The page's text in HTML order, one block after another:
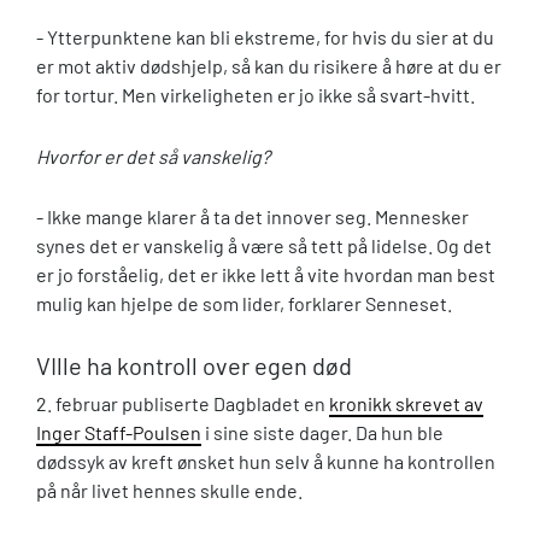
- Ytterpunktene kan bli ekstreme, for hvis du sier at du
er mot aktiv dødshjelp, så kan du risikere å høre at du er
for tortur. Men virkeligheten er jo ikke så svart-hvitt.
Hvorfor er det så vanskelig?
- Ikke mange klarer å ta det innover seg. Mennesker
synes det er vanskelig å være så tett på lidelse. Og det
er jo forståelig, det er ikke lett å vite hvordan man best
mulig kan hjelpe de som lider, forklarer Senneset.
VIlle ha kontroll over egen død
2. februar publiserte Dagbladet en kronikk skrevet av
Inger Staff-Poulsen i sine siste dager. Da hun ble
dødssyk av kreft ønsket hun selv å kunne ha kontrollen
på når livet hennes skulle ende.